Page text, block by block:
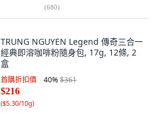
(680)
TRUNG NGUYEN Legend 傳奇三合一
經典即溶咖啡粉隨身包, 17g, 12條, 2
盒
首購折扣價 40%$361
$216
($5.30/10g)